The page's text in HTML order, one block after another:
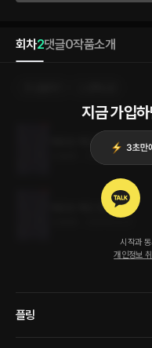
교환학생으로 돌아오면서 우진의 일상은
2001년에 써진 것을 감안해 감상하
회차2댓글0작품소개
지금 가입
시작과
개인정보
제로섬 게임 2권 (완결)
2024.03.21
제로섬 게임 1권
플링